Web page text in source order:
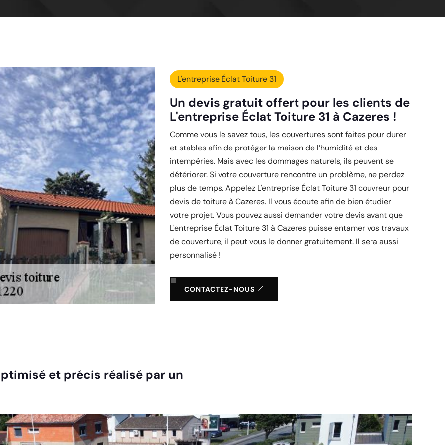
L'entreprise Éclat Toiture 31
Un devis gratuit offert pour les clients de
L'entreprise Éclat Toiture 31 à Cazeres !
Comme vous le savez tous, les couvertures sont faites pour durer
et stables afin de protéger la maison de l’humidité et des
intempéries. Mais avec les dommages naturels, ils peuvent se
détériorer. Si votre couverture rencontre un problème, ne perdez
plus de temps. Appelez L'entreprise Éclat Toiture 31 couvreur pour
devis de toiture à Cazeres. Il vous écoute afin de bien étudier
votre projet. Vous pouvez aussi demander votre devis avant que
L'entreprise Éclat Toiture 31 à Cazeres puisse entamer vos travaux
de couverture, il peut vous le donner gratuitement. Il sera aussi
personnalisé !
CONTACTEZ-NOUS
et précis réalisé par un